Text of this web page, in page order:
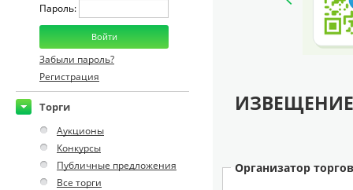
Пароль:
Забыли пароль?
Регистрация
Торги
Аукционы
Конкурсы
Публичные предложения
Все торги
Организатор торгов